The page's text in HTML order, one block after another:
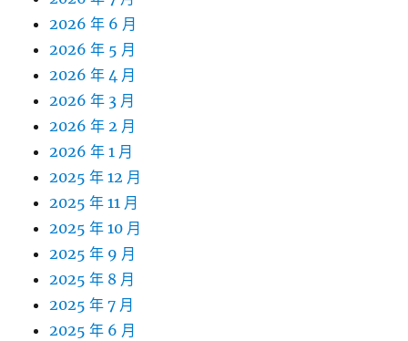
2026 年 6 月
2026 年 5 月
2026 年 4 月
2026 年 3 月
2026 年 2 月
2026 年 1 月
2025 年 12 月
2025 年 11 月
2025 年 10 月
2025 年 9 月
2025 年 8 月
2025 年 7 月
2025 年 6 月